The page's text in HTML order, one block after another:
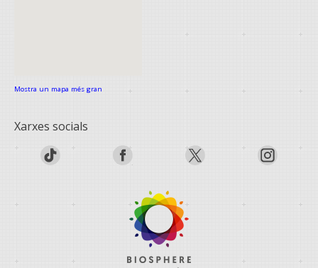
Mostra un mapa més gran
Xarxes socials